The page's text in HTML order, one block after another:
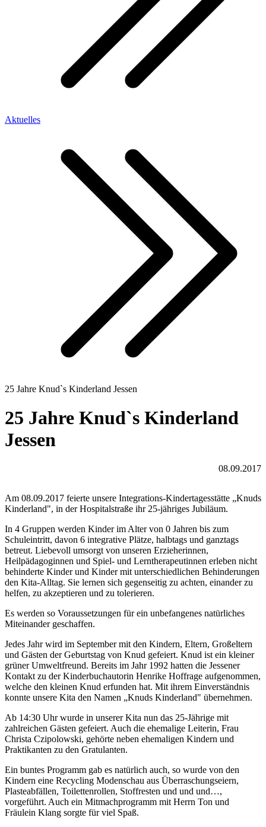
Aktuelles
25 Jahre Knud`s Kinderland Jessen
25 Jahre Knud`s Kinderland
Jessen
08.09.2017
Am 08.09.2017 feierte unsere Integrations-Kindertagesstätte „Knuds
Kinderland", in der Hospitalstraße ihr 25-jähriges Jubiläum.
In 4 Gruppen werden Kinder im Alter von 0 Jahren bis zum
Schuleintritt, davon 6 integrative Plätze, halbtags und ganztags
betreut. Liebevoll umsorgt von unseren Erzieherinnen,
Heilpädagoginnen und Spiel- und Lerntherapeutinnen erleben nicht
behinderte Kinder und Kinder mit unterschiedlichen Behinderungen
den Kita-Alltag. Sie lernen sich gegenseitig zu achten, einander zu
helfen, zu akzeptieren und zu tolerieren.
Es werden so Voraussetzungen für ein unbefangenes natürliches
Miteinander geschaffen.
Jedes Jahr wird im September mit den Kindern, Eltern, Großeltern
und Gästen der Geburtstag von Knud gefeiert. Knud ist ein kleiner
grüner Umweltfreund. Bereits im Jahr 1992 hatten die Jessener
Kontakt zu der Kinderbuchautorin Henrike Hoffrage aufgenommen,
welche den kleinen Knud erfunden hat. Mit ihrem Einverständnis
konnte unsere Kita den Namen „Knuds Kinderland" übernehmen.
Ab 14:30 Uhr wurde in unserer Kita nun das 25-Jährige mit
zahlreichen Gästen gefeiert. Auch die ehemalige Leiterin, Frau
Christa Czipolowski, gehörte neben ehemaligen Kindern und
Praktikanten zu den Gratulanten.
Ein buntes Programm gab es natürlich auch, so wurde von den
Kindern eine Recycling Modenschau aus Überraschungseiern,
Plasteabfällen, Toilettenrollen, Stoffresten und und und…,
vorgeführt. Auch ein Mitmachprogramm mit Herrn Ton und
Fräulein Klang sorgte für viel Spaß.